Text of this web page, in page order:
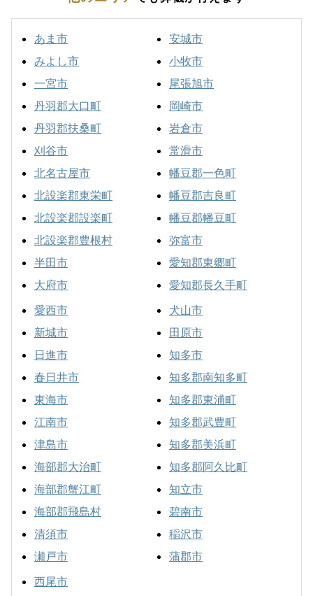
あま市
みよし市
一宮市
丹羽郡大口町
丹羽郡扶桑町
刈谷市
北名古屋市
北設楽郡東栄町
北設楽郡設楽町
北設楽郡豊根村
半田市
大府市
安城市
小牧市
尾張旭市
岡崎市
岩倉市
常滑市
幡豆郡一色町
幡豆郡吉良町
幡豆郡幡豆町
弥富市
愛知郡東郷町
愛知郡長久手町
愛西市
新城市
日進市
春日井市
東海市
江南市
津島市
海部郡大治町
海部郡蟹江町
海部郡飛島村
清須市
瀬戸市
犬山市
田原市
知多市
知多郡南知多町
知多郡東浦町
知多郡武豊町
知多郡美浜町
知多郡阿久比町
知立市
碧南市
稲沢市
蒲郡市
西尾市